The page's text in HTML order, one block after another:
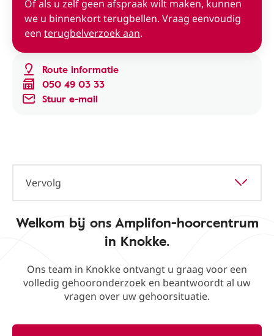
Route informatie
050 49 03 33
Stuur e-mail
Of als u zelf geen afspraak wilt maken, kunnen
we u binnenkort terugbellen. Vraag eenvoudig
een terugbelverzoek aan.
Vervolg
Welkom bij ons Amplifon-hoorcentrum
in Knokke.
Ons team in Knokke ontvangt u graag voor een
volledig gehooronderzoek en beantwoordt al uw
vragen over uw gehoorsituatie.